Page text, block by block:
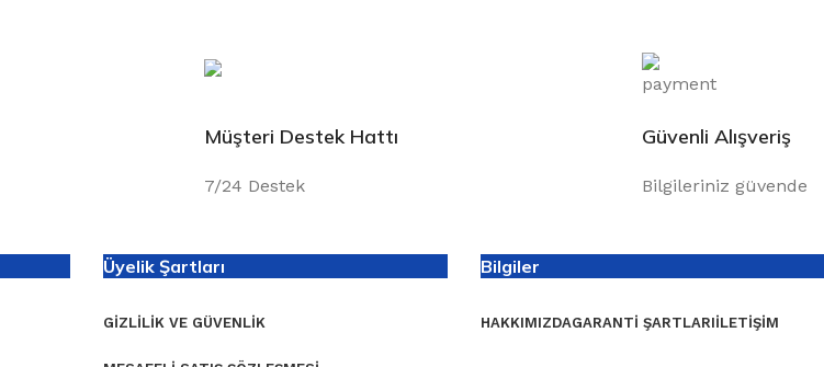
Müşteri Destek Hattı
7/24 Destek
Güvenli Alışveriş
Bilgileriniz güvende
Üyelik Şartları
GIZLILIK VE GÜVENLIK
Bilgiler
HAKKIMIZDAGARANTI ŞARTLARIİLETIŞIM